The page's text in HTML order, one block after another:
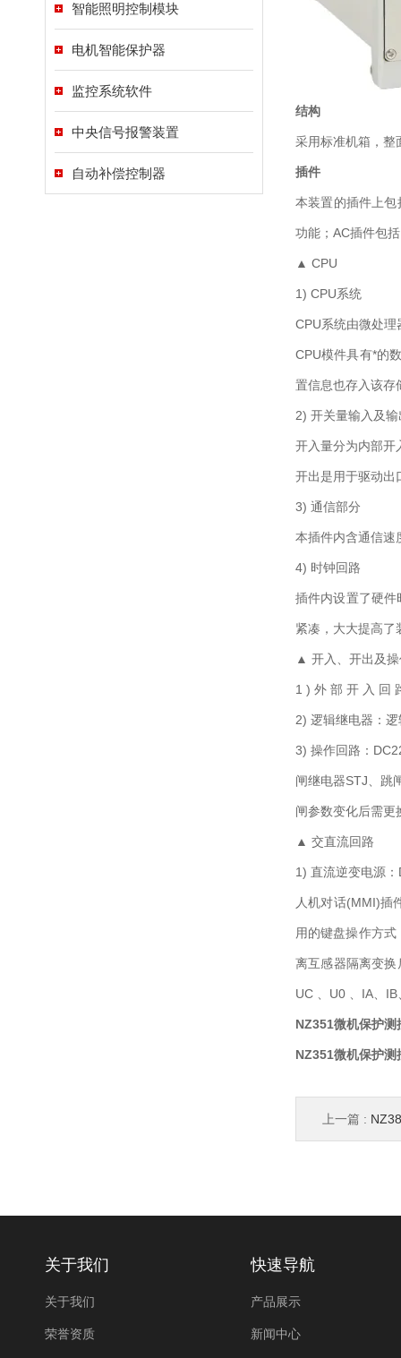
智能照明控制模块
电机智能保护器
监控系统软件
中央信号报警装置
自动补偿控制器
结构
采用标准机箱，整
插件
本装置的插件上
功能；AC插件包
▲ CPU
1) CPU系统
CPU系统由微处
CPU模件具有*的
置信息也存入该存
2) 开关量输入及
开入量分为内部开
开出是用于驱动出
3) 通信部分
本插件内含通信速
4) 时钟回路
插件内设置了硬
紧凑，大大提高了
▲ 开入、开出及
1 ) 外 部 开 入 回
2) 逻辑继电器：
3) 操作回路：
闸继电器STJ、跳
闸参数变化后需更
▲ 交直流回路
1) 直流逆变电源
人机对话(MMI)插
用的键盘操作方
离互感器隔离变
UC 、U0 、IA、
NZ351微机保护测
NZ351微机保护测
上一篇 :
关于我们
关于我们
荣誉资质
快速导航
产品展示
新闻中心